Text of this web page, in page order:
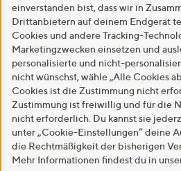
einverstanden bist, dass wir in
Drittanbietern auf deinem Endgerät
Cookies und andere Tracking-
Marketingzwecken einsetzen und
personalisierte und nicht-
nicht wünschst, wähle „Alle Cookies
Cookies ist die Zustimmung nicht
Zustimmung ist freiwillig und für die
nicht erforderlich. Du kannst sie
unter „Cookie-Einstellungen“ deine
die Rechtmäßigkeit der bisherigen
Mehr Informationen findest du in